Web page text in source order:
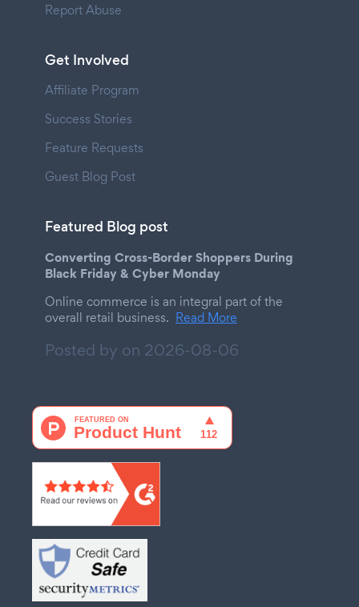
Report Abuse
Get Involved
Affiliate Program
Success Stories
Feature Requests
Guest Blog Post
Featured Blog post
Converting Cross-Border Shoppers During
Black Friday & Cyber Monday
Online commerce is an integral part of the
overall retail business. Read More
Posted by on 2026-08-06